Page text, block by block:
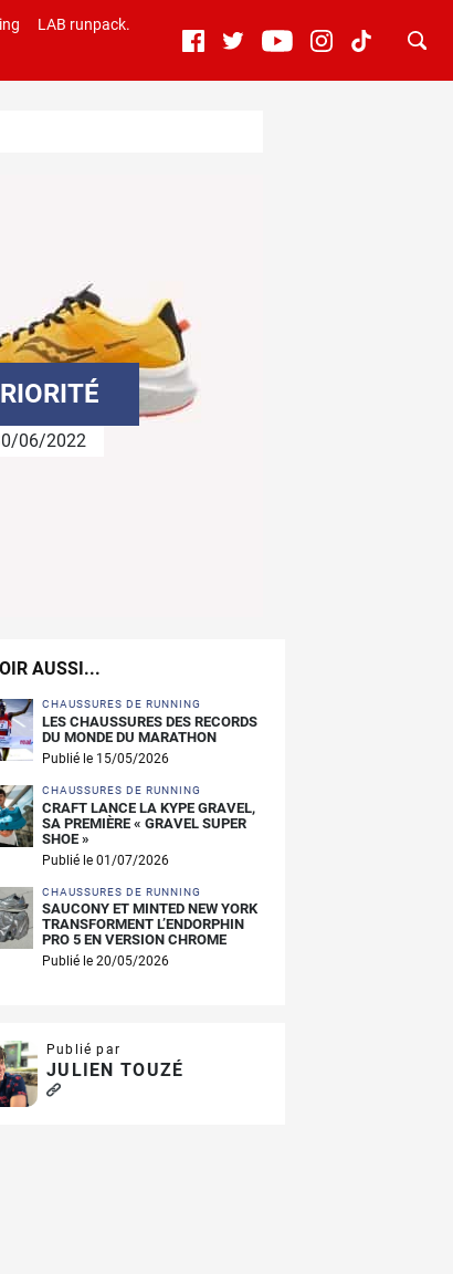
LAB runpack.
06/2022
AUSSI...
CHAUSSURES DE RUNNING
LES CHAUSSURES DES RECORDS
DU MONDE DU MARATHON
Publié le 15/05/2026
CHAUSSURES DE RUNNING
CRAFT LANCE LA KYPE GRAVEL,
SA PREMIÈRE « GRAVEL SUPER
SHOE »
Publié le 01/07/2026
CHAUSSURES DE RUNNING
SAUCONY ET MINTED NEW YORK
TRANSFORMENT L’ENDORPHIN
PRO 5 EN VERSION CHROME
Publié le 20/05/2026
Publié par
JULIEN TOUZÉ